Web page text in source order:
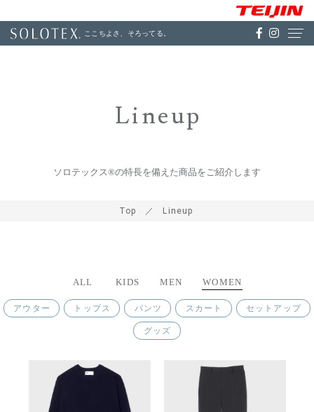
ここちよさ、そろってる。
Lineup
ソロテックス®の特長を備えた商品をご紹介します
Top Lineup
ALL KIDS MEN WOMEN
アウター トップス パンツ スカート セットアップ
グッズ